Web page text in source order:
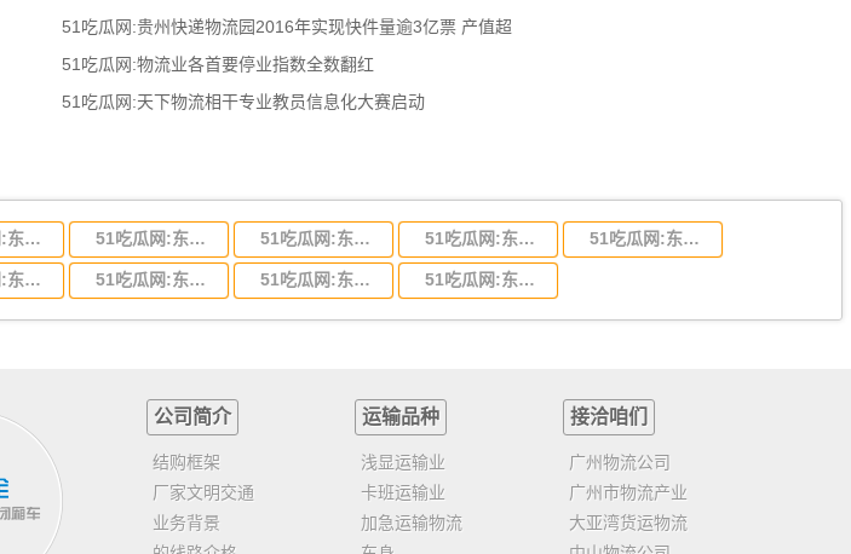
51吃瓜网:贵州快递物流园2016年实现快件量逾3亿票 产值超
51吃瓜网:物流业各首要停业指数全数翻红
51吃瓜网:天下物流相干专业教员信息化大赛启动
51吃瓜网:东莞到吉林省物流运输,东莞到吉林省物流公司 51吃瓜网:东莞到甘肃省物流运输,东莞到甘肃省物流公司 51吃瓜网:东莞到陕西省物流运输,东莞到陕西省物流公司 51吃瓜网:东莞到贵州省物流运输,东莞到贵州省物流公司 51吃瓜网:东莞到四川省物流专线,东莞到四川省物流公司
51吃瓜网:东莞到江苏物流专线运输,东莞到江苏省物流公司 51吃瓜网:东莞到浙江省物流运输,东莞到浙江省物流公司 51吃瓜网:东莞到福建省物流运输,东莞到福建省物流公司 51吃瓜网:东莞到广西物流专线,东莞到广西物流公司
公司简介
结购框架
厂家文明交通
业务背景
运输品种
浅显运输业
卡班运输业
加急运输物流
接洽咱们
广州物流公司
广州市物流产业
大亚湾货运物流